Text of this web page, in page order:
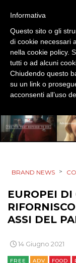
EVENTI
MOBILE
PROMOZIONI
PUNTI VENDITA
BRAND NEWS >
EUROPEI
ASSI DEL
14 Giugno 2021
FREE ADV FOOD
Informativa
Questo sito o gli
di cookie necessari
nella cookie policy.
tutti o ad alcuni
Chiudendo questo
su un link o
acconsenti all’uso